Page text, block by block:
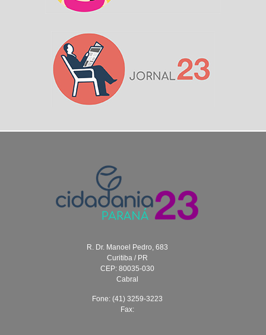
R. Dr. Manoel Pedro, 683
Curitiba / PR
CEP: 80035-030
Cabral
Fone: (41) 3259-3223
Fax: